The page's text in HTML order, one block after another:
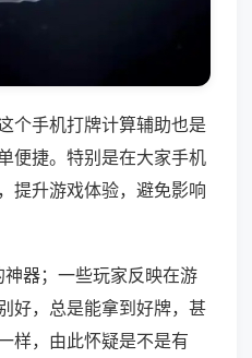
个手机打牌计算辅助也是
便捷。特别是在大家手机
提升游戏体验，避免影响
器；一些玩家反映在游
好，总是能拿到好牌，甚
样，由此怀疑是不是有